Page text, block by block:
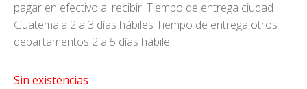
pagar en efectivo al recibir. Tiempo de entrega ciudad
Guatemala 2 a 3 días hábiles Tiempo de entrega otros
departamentos 2 a 5 días hábile
Sin existencias